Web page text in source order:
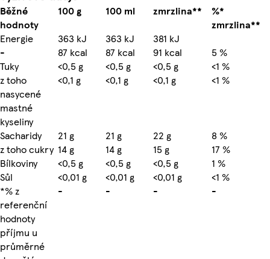
Běžné
hodnoty
100 g 100 ml zmrzlina**
%*
zmrzlina**
Energie
363 kJ 363 kJ
381 kJ
-
87 kcal 87 kcal 91 kcal
5 %
Tuky
<0,5 g <0,5 g <0,5 g
<1 %
z toho
nasycené
mastné
kyseliny
<0,1 g <0,1 g <0,1 g <1 %
Sacharidy 21 g 21 g 22 g
8 %
z toho cukry 14 g 14 g 15 g
17 %
Bílkoviny
<0,5 g <0,5 g <0,5 g
1 %
Sůl
<0,01 g <0,01 g <0,01 g
<1 %
*% z
referenční
hodnoty
příjmu u
průměrné
- - - -